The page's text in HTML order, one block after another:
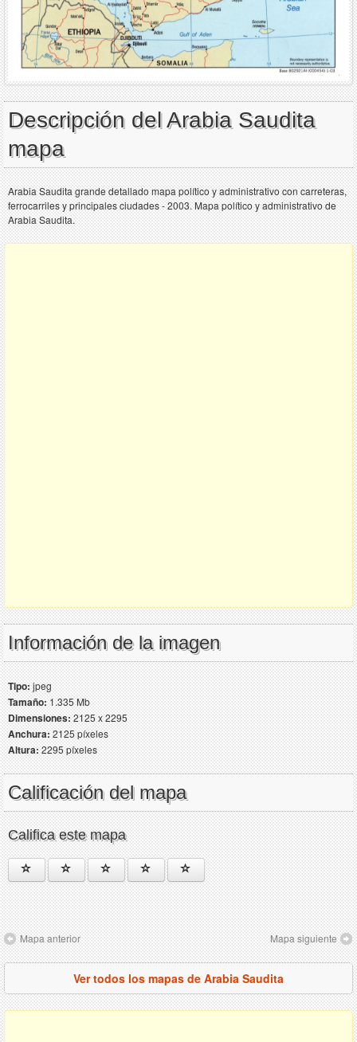
Descripción del Arabia Saudita
mapa
Arabia Saudita grande detallado mapa político y administrativo con carreteras,
ferrocarriles y principales ciudades - 2003. Mapa político y administrativo de
Arabia Saudita.
Información de la imagen
Tipo:jpeg
Tamaño:1.335 Mb
Dimensiones:2125 x 2295
Anchura:2125 píxeles
Altura:2295 píxeles
Calificación del mapa
Califica este mapa
Mapa anterior Mapa siguiente
Ver todos los mapas de Arabia Saudita